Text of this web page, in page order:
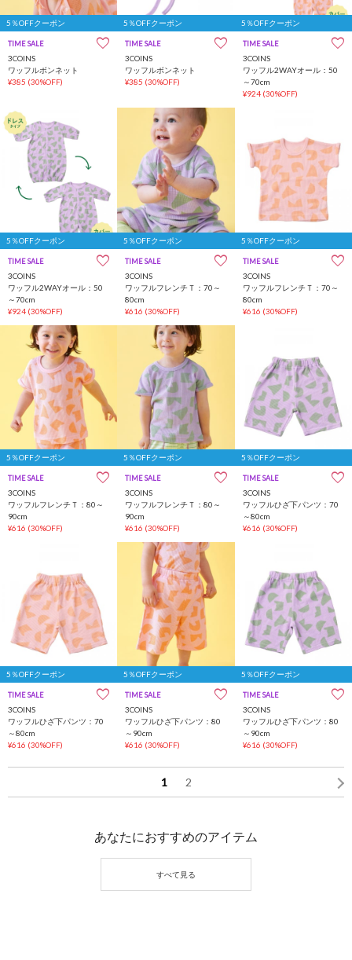
5％OFFクーポン
TIME SALE
3COINS
ワッフルボンネット
¥385 (30%OFF)
5％OFFクーポン
TIME SALE
3COINS
ワッフルボンネット
¥385 (30%OFF)
5％OFFクーポン
TIME SALE
3COINS
ワッフル2WAYオール：50
～70cm
¥924 (30%OFF)
5％OFFクーポン
TIME SALE
3COINS
ワッフル2WAYオール：50
～70cm
¥924 (30%OFF)
5％OFFクーポン
TIME SALE
3COINS
ワッフルフレンチＴ：70～
80cm
¥616 (30%OFF)
5％OFFクーポン
TIME SALE
3COINS
ワッフルフレンチＴ：70～
80cm
¥616 (30%OFF)
5％OFFクーポン
TIME SALE
3COINS
ワッフルフレンチＴ：80～
90cm
¥616 (30%OFF)
5％OFFクーポン
TIME SALE
3COINS
ワッフルフレンチＴ：80～
90cm
¥616 (30%OFF)
5％OFFクーポン
TIME SALE
3COINS
ワッフルひざ下パンツ：70
～80cm
¥616 (30%OFF)
5％OFFクーポン
TIME SALE
3COINS
ワッフルひざ下パンツ：70
～80cm
¥616 (30%OFF)
5％OFFクーポン
TIME SALE
3COINS
ワッフルひざ下パンツ：80
～90cm
¥616 (30%OFF)
5％OFFクーポン
TIME SALE
3COINS
ワッフルひざ下パンツ：80
～90cm
¥616 (30%OFF)
1 2
あなたにおすすめのアイテム